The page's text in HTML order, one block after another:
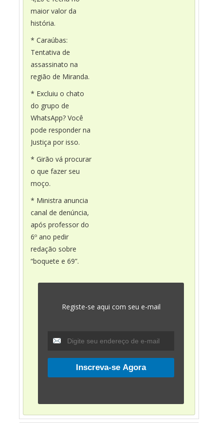
maior valor da
história.
* Caraúbas:
Tentativa de
assassinato na
região de Miranda.
* Excluiu o chato
do grupo de
WhatsApp? Você
pode responder na
Justiça por isso.
* Girão vá procurar
o que fazer seu
moço.
* Ministra anuncia
canal de denúncia,
após professor do
6º ano pedir
redação sobre
“boquete e 69”.
Registe-se aqui com seu e-mail